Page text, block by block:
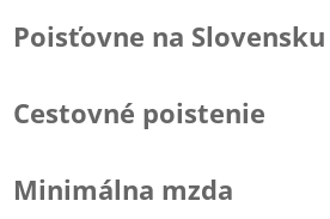
Poisťovne na Slovensku
Cestovné poistenie
Minimálna mzda